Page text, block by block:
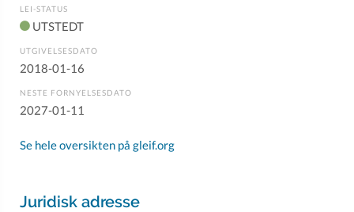
LEI-STATUS
UTSTEDT
UTGIVELSESDATO
2018-01-16
NESTE FORNYELSESDATO
2027-01-11
Se hele oversikten på gleif.org
Juridisk adresse